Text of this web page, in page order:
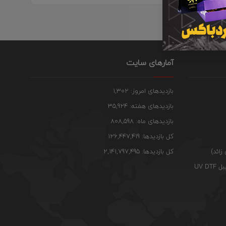
آمارهای سایت
بازدیدهای امروز: 1,302
بازدیدهای هفته: 35,924
بازدیدهای ماه: 808,598
کل بازدیدها: 126,447,419
کل بازدیدها: 2,141,797,495